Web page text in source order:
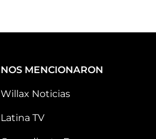
NOS MENCIONARON
Willax Noticias
Latina TV